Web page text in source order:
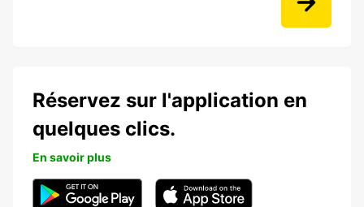
Réservez sur l'application en
quelques clics.
En savoir plus